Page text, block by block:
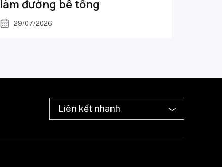
làm đường bê tông
29/07/2026